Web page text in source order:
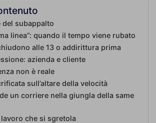
del subappalto
linea”: quando il tempo viene rubato
alle 13 o addirittura prima
azienda e cliente
non è reale
sull’altare della velocità
un corriere nella giungla della same
che si sgretola